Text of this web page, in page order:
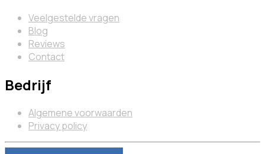
Veelgestelde vragen
Blog
Reviews
Contact
Bedrijf
Algemene voorwaarden
Privacy policy